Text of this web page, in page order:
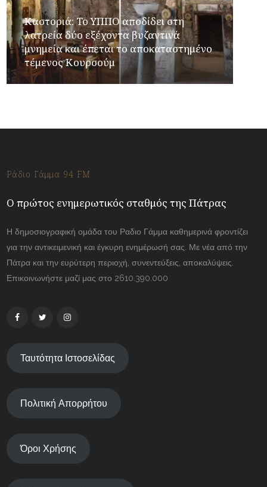
Καστοριά: Το ΥΠΠΟ αποδίδει στη
λατρεία δύο εξέχοντα βυζαντινά
μνημεία και έπεται το αποκαταστημένο
τέμενος Κουρσούμ
Ράδιο Γάμμα 94 FM
Ο πρώτος ενημερωτικός σταθμός της Πάτρας
Η δημοσιογραφική ομάδα του Ραδιο Γάμμα καθημερινά φροντίζει
για την αντικειμενική και έγκυρη ενημέρωσή σας. Με νέα από την
Πάτρα και την ευρύτερη περιοχή, συνεντεύξεις, αποκαλύψεις.
Επικοινωνήστε μαζί μας στο 2610.390.000
Ταυτότητα Ιστοσελίδας
Πολιτική Απορρήτου
Όροι Χρήσης